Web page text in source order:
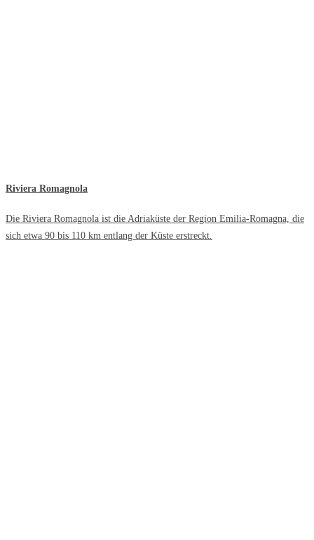
Riviera Romagnola
Die Riviera Romagnola ist die Adriaküste der Region Emilia-Romagna, die
sich etwa 90 bis 110 km entlang der Küste erstreckt.